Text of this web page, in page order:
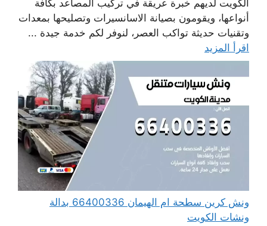
الكويت لديهم خبرة عريقة في تركيب المصاعد بكافة
أنواعها، ويقومون بصيانة الاسانسيرات وتصليحها بمعدات
وتقنيات حديثة تواكب العصر، لنوفر لكم خدمة جيدة ...
اقرأ المزيد
ونش كرين سطحة ام الهيمان 66400336 بدالة
ونشات الكويت